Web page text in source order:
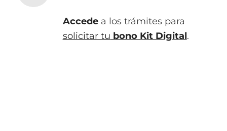
Accedea los trámites para
solicitar tu bono Kit Digital.